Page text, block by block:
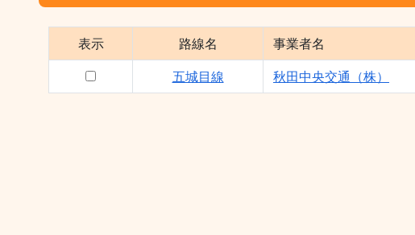
表示 路線名 事業者名
五城目線 秋田中央交通（株）